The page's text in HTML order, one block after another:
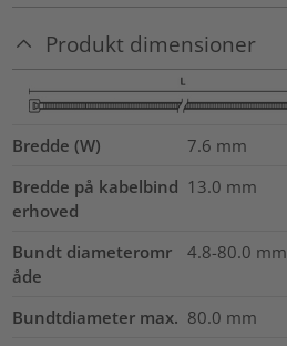
Produkt dimensioner
Bredde (W) 7.6 mm
Bredde på kabelbind
erhoved
13.0 mm
Bundt diameteromr
åde
4.8-80.0 mm
Bundtdiameter max. 80.0 mm